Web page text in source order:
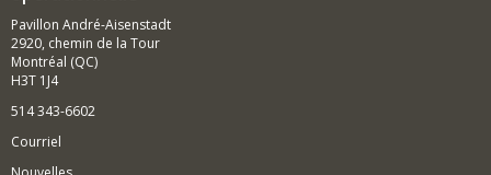
Pavillon André-Aisenstadt
2920, chemin de la Tour
Montréal (QC)
H3T 1J4
514 343-6602
Courriel